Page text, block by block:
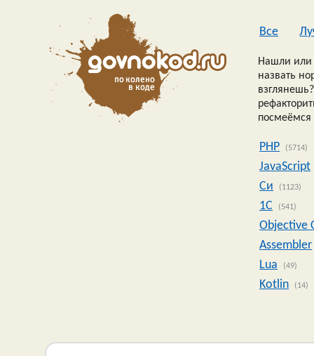
Все
Нашли или
назвать
посмеёмся
PHP (5714)
JavaScript
Си
(1123)
1C (541)
Objective
Assembler
Lua
(49)
Kotlin (14)